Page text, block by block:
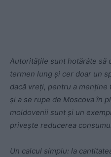
Autoritățile sunt hotărâte să
termen lung și cer doar un
dacă vreți, pentru a
și a se rupe de Moscova în
moldovenii sunt și un
privește reducerea
Un calcul simplu: la